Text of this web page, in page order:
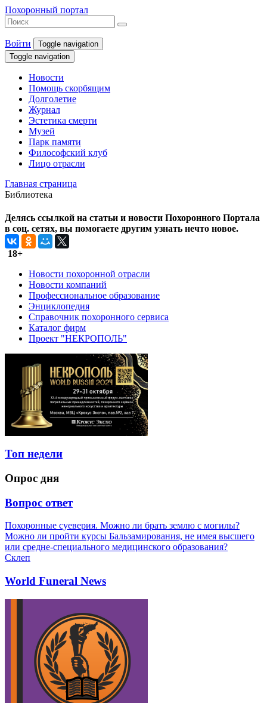
Похоронный портал
Войти
Toggle navigation
Toggle navigation
Новости
Помощь скорбящим
Долголетие
Журнал
Эстетика смерти
Музей
Парк памяти
Философский клуб
Лицо отрасли
Главная страница
Библиотека
Делясь ссылкой на статьи и новости Похоронного Портала
в соц. сетях, вы помогаете другим узнать нечто новое.
18+
Новости похоронной отрасли
Новости компаний
Профессиональное образование
Энциклопедия
Справочник похоронного сервиса
Каталог фирм
Проект "НЕКРОПОЛЬ"
Топ недели
Опрос дня
Вопрос ответ
Похоронные суеверия. Можно ли брать землю с могилы?
Можно ли пройти курсы Бальзамирования, не имея высшего
или средне-специального медицинского образования?
Склеп
World Funeral News